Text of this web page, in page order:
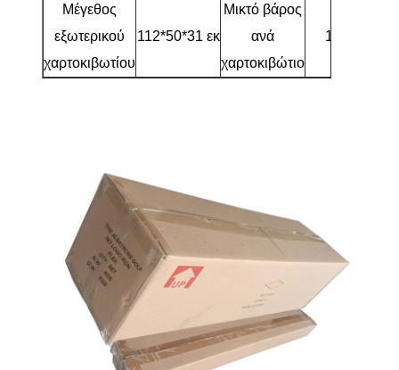
Μέγεθος
εξωτερικού
χαρτοκιβωτίου
112*50*31 εκ
Μικτό βάρος
ανά
χαρτοκιβώτιο
14 κιλά